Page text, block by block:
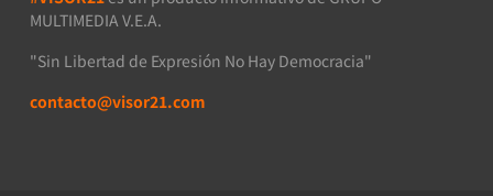
MULTIMEDIA V.E.A.
"Sin Libertad de Expresión No Hay Democracia"
contacto@visor21.com